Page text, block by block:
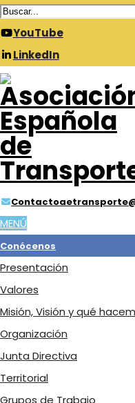
YouTube
LinkedIn
Contacto
MENÚ
Conócenos
Presentación
Valores
Misión, Visión y qué
Organización
Junta Directiva
Territorial
Grupos de Trabajo